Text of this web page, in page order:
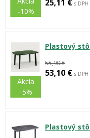
-10%
25,11 € s DPH
Akcia
-5%
Plastový
55,90 €
53,10 € s DPH
Plastový